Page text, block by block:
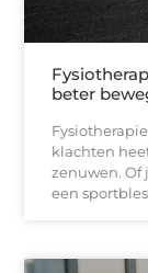
beter
klachten
zenuwen. Of
een